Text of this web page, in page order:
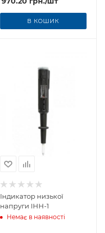
В КОШИК
Індикатор низької
напруги ІНН-1
Немає в наявності